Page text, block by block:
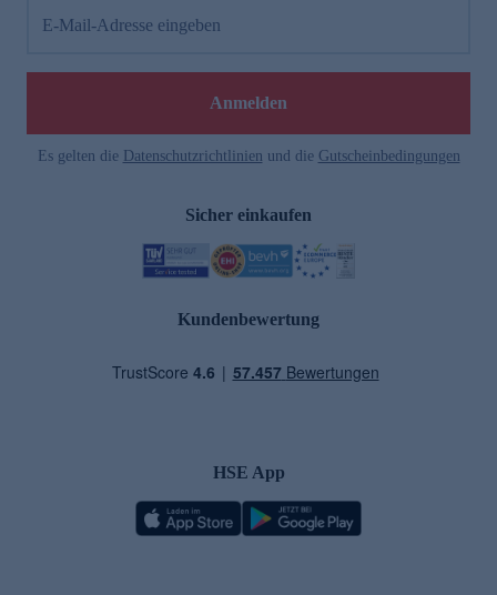
E-Mail-Adresse eingeben
Anmelden
Es gelten die Datenschutzrichtlinien und die Gutscheinbedingungen
Sicher einkaufen
Kundenbewertung
HSE App